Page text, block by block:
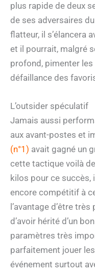
plus rapide de deux
de ses adversaires
flatteur, il s’élancera
et il pourrait, malgré
profond, pimenter
défaillance des
L’outsider spéculatif
Jamais aussi
aux avant-postes et
(n°1) avait gagné un
cette tactique voilà
kilos pour ce succès,
encore compétitif à
l’avantage d’être
d’avoir hérité d’un
paramètres très
parfaitement jouer
événement surtout